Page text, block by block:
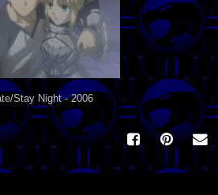
Petit Canard (2000) dans la liste.
animé
du vilain petit canard (2003) dans la liste.
Stay Night - 2006